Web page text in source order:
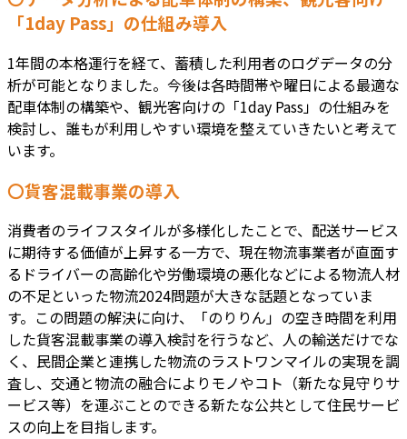
「1day Pass」の仕組み導入
1年間の本格運行を経て、蓄積した利用者のログデータの分
析が可能となりました。今後は各時間帯や曜日による最適な
配車体制の構築や、観光客向けの「1day Pass」の仕組みを
検討し、誰もが利用しやすい環境を整えていきたいと考えて
います。
〇貨客混載事業の導入
消費者のライフスタイルが多様化したことで、配送サービス
に期待する価値が上昇する一方で、現在物流事業者が直面す
るドライバーの高齢化や労働環境の悪化などによる物流人材
の不足といった物流2024問題が大きな話題となっていま
す。この問題の解決に向け、「のりりん」の空き時間を利用
した貨客混載事業の導入検討を行うなど、人の輸送だけでな
く、民間企業と連携した物流のラストワンマイルの実現を調
査し、交通と物流の融合によりモノやコト（新たな見守りサ
ービス等）を運ぶことのできる新たな公共として住民サービ
スの向上を目指します。